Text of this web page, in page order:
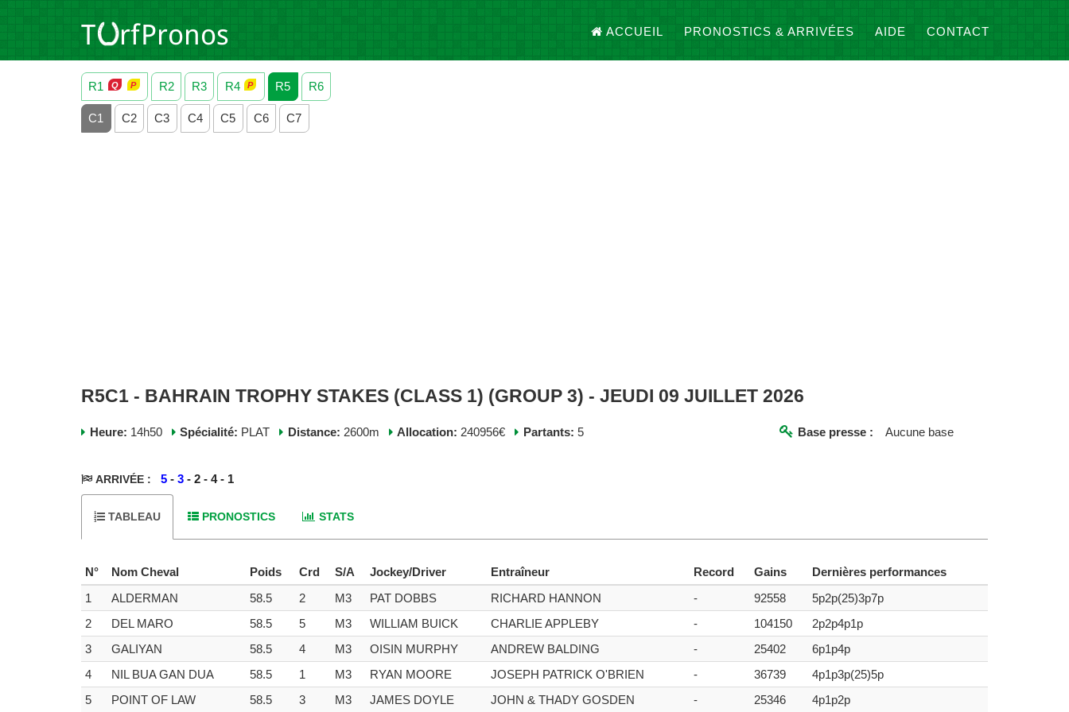
ACCUEIL PRONOSTICS & ARRIVÉES AIDE CONTACT
R1 R2 R3 R4 R5 R6
C1 C2 C3 C4 C5 C6 C7
R5C1 - BAHRAIN TROPHY STAKES (CLASS 1) (GROUP 3) - JEUDI 09 JUILLET 2026
Heure: 14h50 Spécialité: PLAT Distance: 2600m Allocation: 240956€ Partants: 5 Base presse : Aucune base
ARRIVÉE : 5 -3 - 2 - 4 - 1
TABLEAU PRONOSTICS STATS
N° Nom Cheval Poids Crd S/A Jockey/Driver Entraîneur Record Gains
Dernières performances
1
ALDERMAN 58.5 2 M3 PAT DOBBS RICHARD HANNON - 92558
5p2p(25)3p7p
2
DEL MARO 58.5 5 M3 WILLIAM BUICK CHARLIE APPLEBY - 104150
2p2p4p1p
3
GALIYAN 58.5 4 M3 OISIN MURPHY ANDREW BALDING - 25402
6p1p4p
4
NIL BUA GAN DUA 58.5 1 M3 RYAN MOORE JOSEPH PATRICK O'BRIEN - 36739
4p1p3p(25)5p
5
POINT OF LAW 58.5 3 M3 JAMES DOYLE JOHN & THADY GOSDEN - 25346 4p1p2p